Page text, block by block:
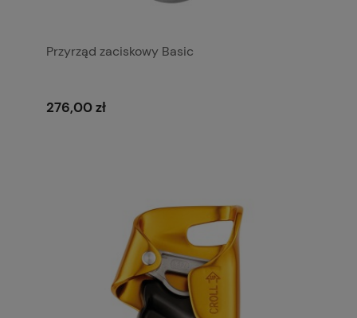
Przyrząd zaciskowy Basic
276,00 zł